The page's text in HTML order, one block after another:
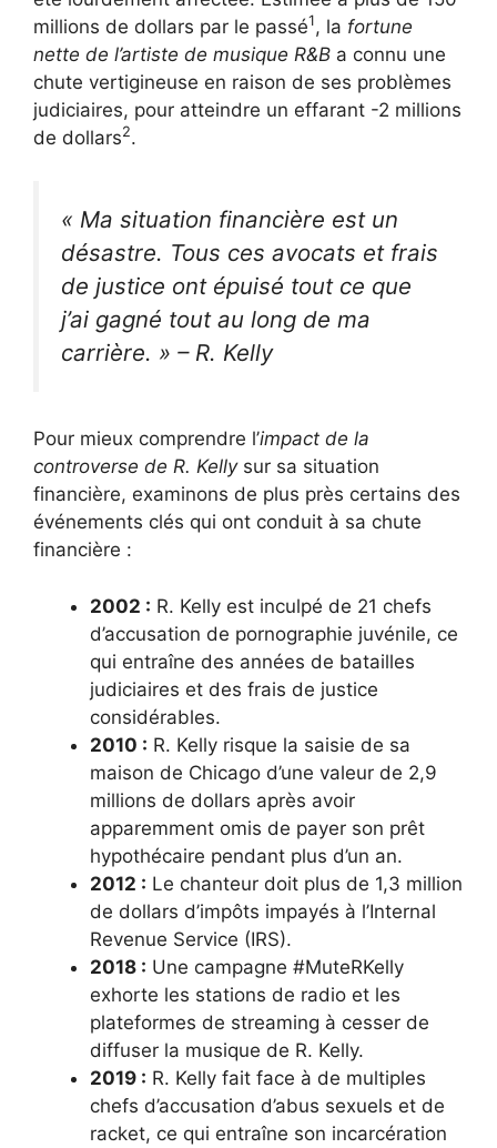
millions de dollars par le passé1, la fortune
nette de l’artiste de musique R&B a connu une
chute vertigineuse en raison de ses problèmes
judiciaires, pour atteindre un effarant -2 millions
de dollars2.
« Ma situation financière est un
désastre. Tous ces avocats et frais
de justice ont épuisé tout ce que
j’ai gagné tout au long de ma
carrière. » – R. Kelly
Pour mieux comprendre l’impact de la
controverse de R. Kellysur sa situation
financière, examinons de plus près certains des
événements clés qui ont conduit à sa chute
financière :
2002 : R. Kelly est inculpé de 21 chefs
d’accusation de pornographie juvénile, ce
qui entraîne des années de batailles
judiciaires et des frais de justice
considérables.
2010 : R. Kelly risque la saisie de sa
maison de Chicago d’une valeur de 2,9
millions de dollars après avoir
apparemment omis de payer son prêt
hypothécaire pendant plus d’un an.
2012 : Le chanteur doit plus de 1,3 million
de dollars d’impôts impayés à l’Internal
Revenue Service (IRS).
2018 : Une campagne #MuteRKelly
exhorte les stations de radio et les
plateformes de streaming à cesser de
diffuser la musique de R. Kelly.
2019 : R. Kelly fait face à de multiples
chefs d’accusation d’abus sexuels et de
racket, ce qui entraîne son incarcération